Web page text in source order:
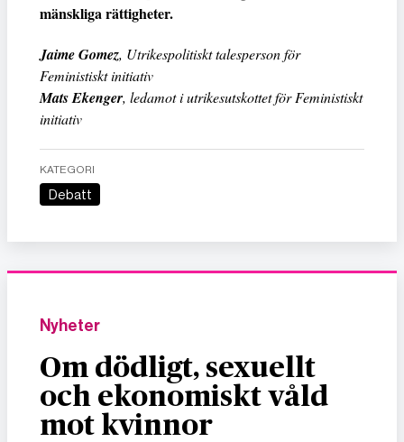
mänskliga rättigheter.
Jaime Gomez, Utrikespolitiskt talesperson för
Feministiskt initiativ
Mats Ekenger, ledamot i utrikesutskottet för Feministiskt
initiativ
KATEGORI
Debatt
Nyheter
Om dödligt, sexuellt
och ekonomiskt våld
mot kvinnor